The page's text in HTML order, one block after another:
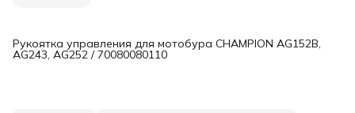
Рукоятка управления для мотобура CHAMPION AG152B,
AG243, AG252 / 70080080110